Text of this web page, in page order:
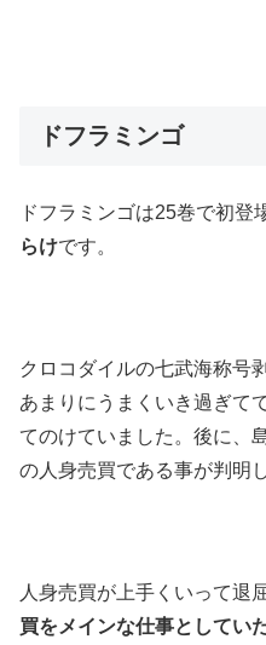
ドフラミンゴ
ドフラミンゴは25巻で初登
らけです。
クロコダイルの七武海称号
あまりにうまくいき過ぎて
てのけていました。後に、
の人身売買である事が判明
人身売買が上手くいって退
買をメインな仕事としてい